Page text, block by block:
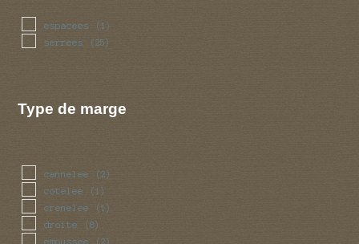
espacees (1)
serrees (25)
Type de marge
cannelee (2)
cotelee (1)
crenelee (1)
droite (8)
emoussee (2)